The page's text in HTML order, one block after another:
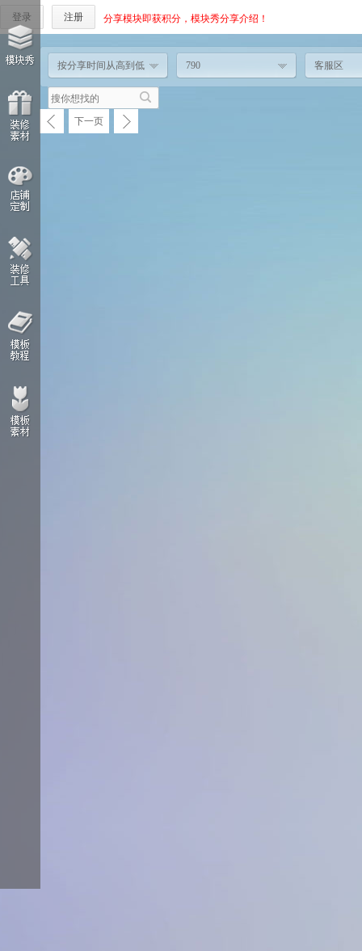
登录 注册 分享模块即获积分，模块秀分享介绍！
按分享时间从高到低 790 客服区
下一页